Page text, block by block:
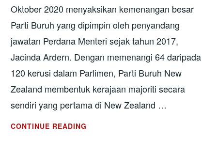
Oktober 2020 menyaksikan kemenangan besar
Parti Buruh yang dipimpin oleh penyandang
jawatan Perdana Menteri sejak tahun 2017,
Jacinda Ardern. Dengan memenangi 64 daripada
120 kerusi dalam Parlimen, Parti Buruh New
Zealand membentuk kerajaan majoriti secara
sendiri yang pertama di New Zealand …
CONTINUE READING